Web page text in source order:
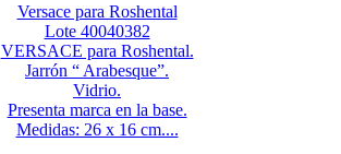
Versace para Roshental
Lote 40040382
VERSACE para Roshental.
Jarrón “ Arabesque”.
Vidrio.
Presenta marca en la base.
Medidas: 26 x 16 cm....